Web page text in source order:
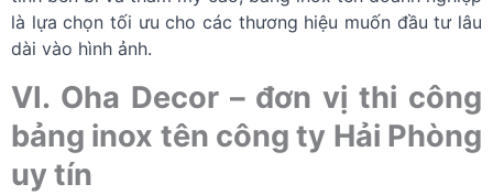
là lựa chọn tối ưu cho các thương hiệu muốn đầu tư lâu
dài vào hình ảnh.
VI. Oha Decor – đơn vị thi công
bảng inox tên công ty Hải Phòng
uy tín